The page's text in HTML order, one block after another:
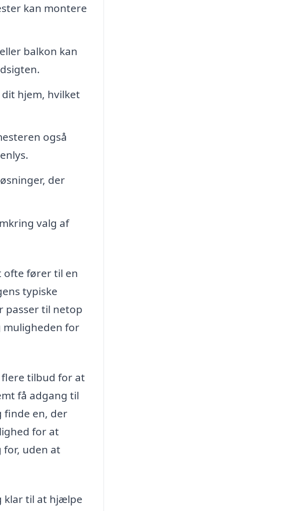
kan montere
balkon kan
hjem, hvilket
også
der
valg af
ofte fører til en
typiske
passer til netop
muligheden for
tilbud for at
få adgang til
finde en, der
for at
uden at
klar til at hjælpe